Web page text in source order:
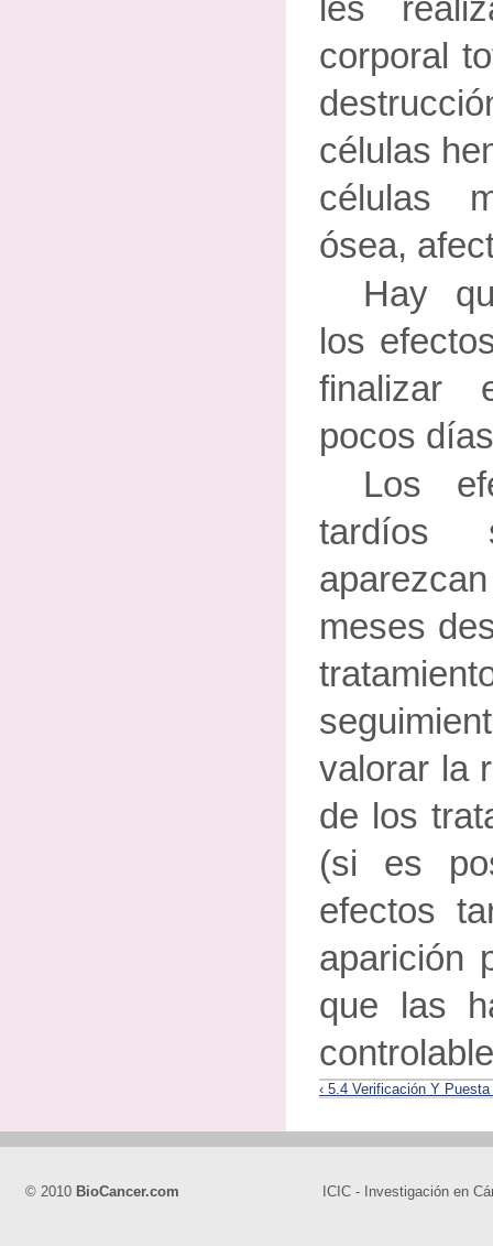
les
corporal
células
células
ósea,
Hay
los
finalizar
pocos
Los
tardíos
meses
valorar la
de los
(si es
efectos
aparición
que las
‹ 5.4 Verificación Y
© 2010 BioCancer.com ICIC - Investigación en